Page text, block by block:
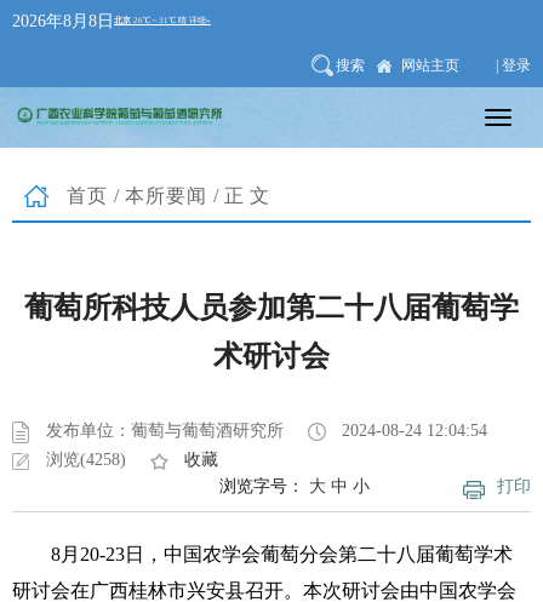
2026年8月8日
搜索 网站主页 | 登录
首页 / 本所要闻 /正文
葡萄所科技人员参加第二十八届葡萄学
术研讨会
发布单位：葡萄与葡萄酒研究所
2024-08-24 12:04:54
浏览(4258)
收藏
打印
浏览字号： 大 中 小
8月20-23日，中国农学会葡萄分会第二十八届葡萄学术
研讨会在广西桂林市兴安县召开。本次研讨会由中国农学会